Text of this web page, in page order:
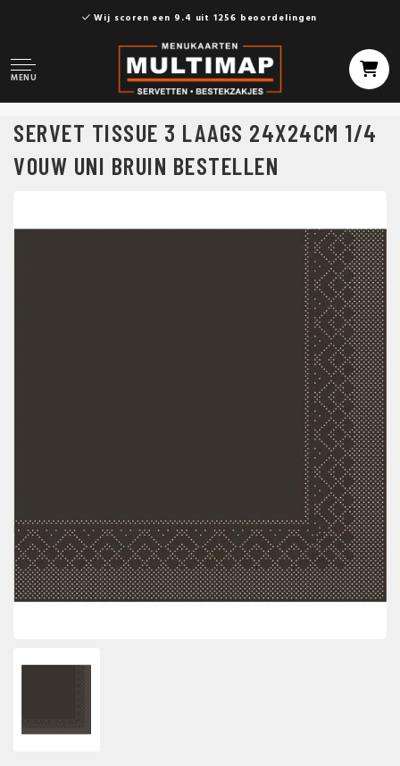
Wij scoren een 9.4 uit 1256 beoordelingen
MENU
SERVET TISSUE 3 LAAGS 24X24CM 1/4
VOUW UNI BRUIN BESTELLEN